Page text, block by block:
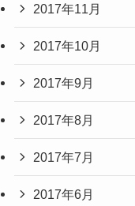
2017年11月
2017年10月
2017年9月
2017年8月
2017年7月
2017年6月